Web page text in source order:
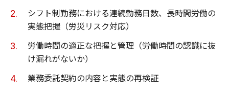
シフト制勤務における連続勤務日数、長時間労働の
実態把握（労災リスク対応）
労働時間の適正な把握と管理（労働時間の認識に抜
け漏れがないか）
業務委託契約の内容と実態の再検証